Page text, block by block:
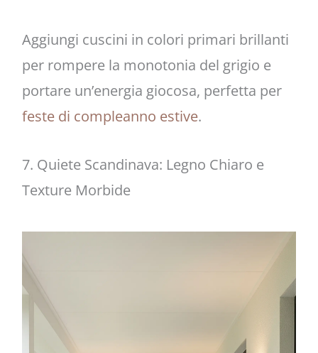
Aggiungi cuscini in colori primari brillanti
per rompere la monotonia del grigio e
portare un’energia giocosa, perfetta per
feste di compleanno estive.
7. Quiete Scandinava: Legno Chiaro e
Texture Morbide